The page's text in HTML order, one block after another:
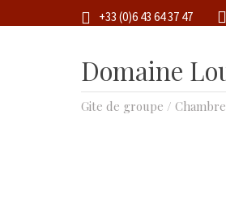
+33 (0)6 43 64 37 47
Domaine
Gite de groupe /